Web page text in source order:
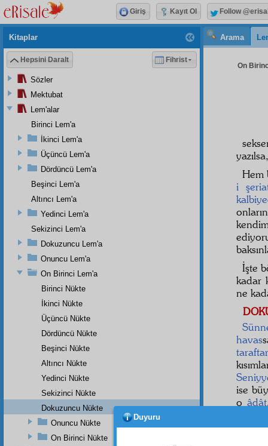
Arama
On
Hem
i
kalbiye
İşte
kadar
ne
havas
ise
oâdât
Kitaplar
Hepsini Daralt Fihrist
Sözler
Mektubat
Lem'alar
Birinci Lem'a
İkinci Lem'a
Üçüncü Lem'a
Dördüncü Lem'a
Beşinci Lem'a
Altıncı Lem'a
Yedinci Lem'a
Sekizinci Lem'a
Dokuzuncu Lem'a
Onuncu Lem'a
On Birinci Lem'a
Birinci Nükte
İkinci Nükte
Üçüncü Nükte
Dördüncü Nükte
Beşinci Nükte
Altıncı Nükte
Yedinci Nükte
Sekizinci Nükte
Dokuzuncu Nükte
Onuncu Nükte
On Birinci Nükte
Giriş Kayıt Ol Follow
Duyuru